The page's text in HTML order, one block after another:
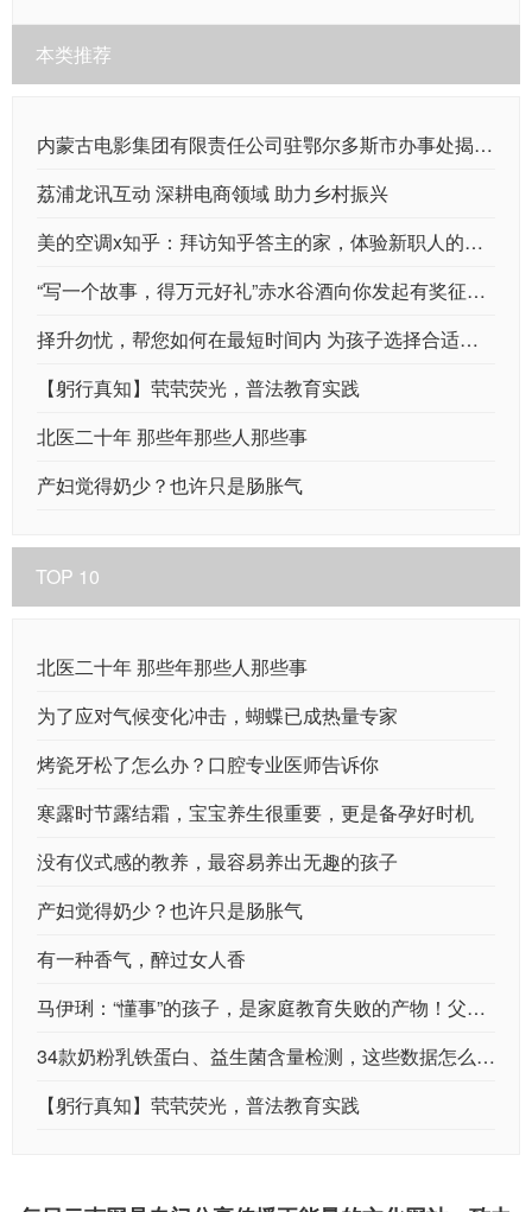
本类推荐
内蒙古电影集团有限责任公司驻鄂尔多斯市办事处揭牌成立
荔浦龙讯互动 深耕电商领域 助力乡村振兴
美的空调x知乎：拜访知乎答主的家，体验新职人的理想家居
“写一个故事，得万元好礼”赤水谷酒向你发起有奖征集！
择升勿忧，帮您如何在最短时间内 为孩子选择合适的国际学校
【躬行真知】茕茕荧光，普法教育实践
北医二十年 那些年那些人那些事
产妇觉得奶少？也许只是肠胀气
TOP 10
北医二十年 那些年那些人那些事
为了应对气候变化冲击，蝴蝶已成热量专家
烤瓷牙松了怎么办？口腔专业医师告诉你
寒露时节露结霜，宝宝养生很重要，更是备孕好时机
没有仪式感的教养，最容易养出无趣的孩子
产妇觉得奶少？也许只是肠胀气
有一种香气，醉过女人香
马伊琍：“懂事”的孩子，是家庭教育失败的产物！父母该引起反思
34款奶粉乳铁蛋白、益生菌含量检测，这些数据怎么看？
【躬行真知】茕茕荧光，普法教育实践